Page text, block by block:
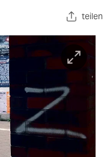
teilen